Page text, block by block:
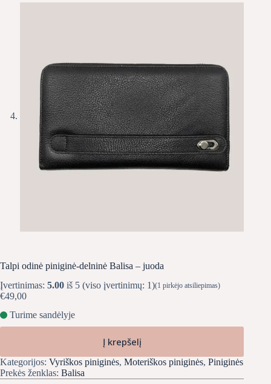
Talpi odinė piniginė-delninė Balisa – juoda
Įvertinimas: 5.00 iš 5 (viso įvertinimų: 1)(1 pirkėjo atsiliepimas)
€49,00
Turime sandėlyje
Į krepšelį
Kategorijos: Vyriškos piniginės, Moteriškos piniginės, Piniginės
Prekės ženklas: Balisa